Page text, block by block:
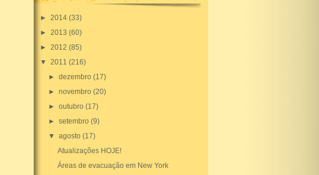
► 2014 (33)
► 2013 (60)
► 2012 (85)
▼ 2011 (216)
►dezembro(17)
►novembro(20)
►outubro(17)
►setembro(9)
▼agosto(17)
Atualizações HOJE!
Áreas de evacuação em New York